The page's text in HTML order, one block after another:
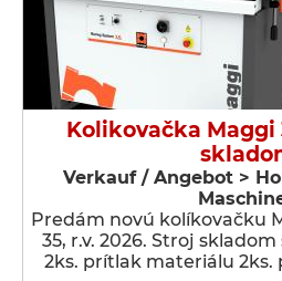
Kolikovačka Maggi
Verkauf / Angebot >
Predám novú kolíkovačku
35, r.v. 2026. Stroj
2ks. prítlak materiálu 2ks.